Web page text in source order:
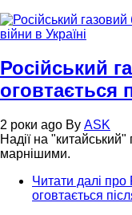
Російський
оговтається
2 роки ago By ASK
Надії на
марнішими.
Читати далі про
оговтається